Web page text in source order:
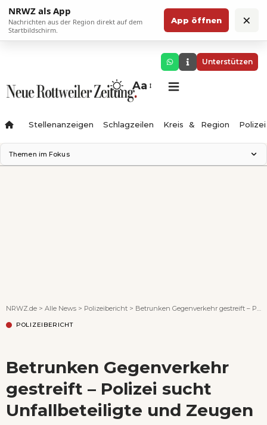
NRWZ als App
Nachrichten aus der Region direkt auf dem
Startbildschirm.
App öffnen ×
Unterstützen
Aa
Stellenanzeigen Schlagzeilen Kreis & Region Polizei
Themen im Fokus
NRWZ.de > Alle News > Polizeibericht > Betrunken Gegenverkehr gestreift – Polizei sucht Unfallbeteiligte und Zeugen
POLIZEIBERICHT
Betrunken Gegenverkehr
gestreift – Polizei sucht
Unfallbeteiligte und Zeugen